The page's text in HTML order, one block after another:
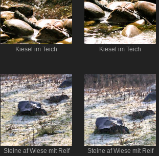
Kiesel im Teich Kiesel im Teich
Steine af Wiese mit Reif Steine af Wiese mit Reif